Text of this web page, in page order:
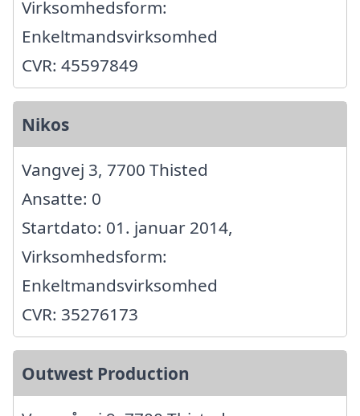
Virksomhedsform:
Enkeltmandsvirksomhed
CVR: 45597849
Nikos
Vangvej 3, 7700 Thisted
Ansatte: 0
Startdato: 01. januar 2014,
Virksomhedsform:
Enkeltmandsvirksomhed
CVR: 35276173
Outwest Production